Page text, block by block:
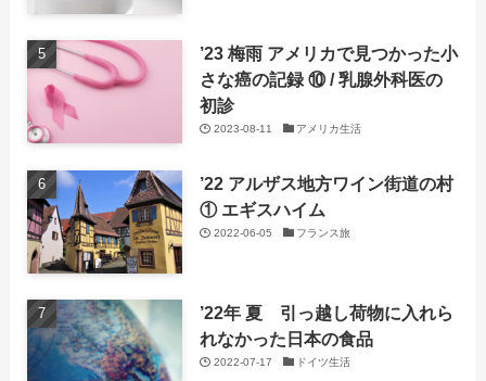
’23 梅雨 アメリカで見つかった小
さな癌の記録 ⑩ / 乳腺外科医の
初診
2023-08-11 アメリカ生活
’22 アルザス地方ワイン街道の村
① エギスハイム
2022-06-05 フランス旅
’22年 夏 引っ越し荷物に入れら
れなかった日本の食品
2022-07-17 ドイツ生活